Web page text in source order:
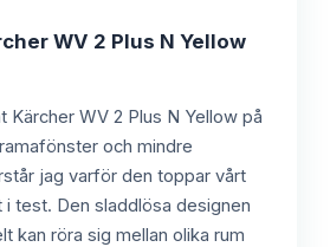
WV 2 Plus N Yellow
Kärcher WV 2 Plus N Yellow på
och mindre
jag varför den toppar vårt
test. Den sladdlösa designen
kan röra sig mellan olika rum